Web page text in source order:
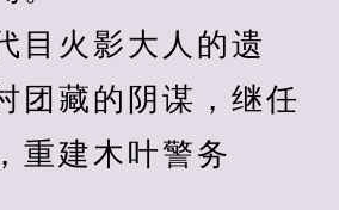
火影大人的遗
团藏的阴谋，继任
重建木叶警务